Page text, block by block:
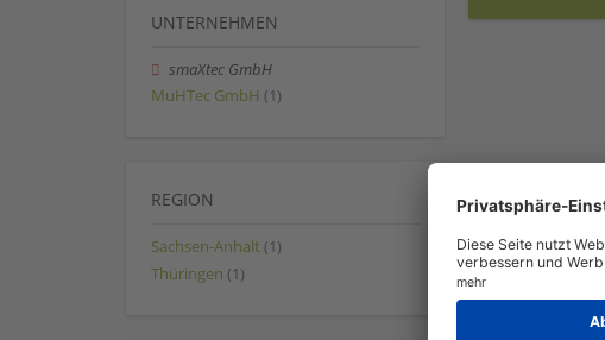
UNTERNEHMEN
smaXtec GmbH
MuHTec GmbH (1)
REGION
Sachsen-Anhalt (1)
Thüringen (1)